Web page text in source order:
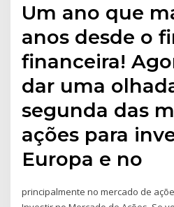
Um ano que
anos desde o
financeira!
dar uma
segunda das
ações para
Europa e no
principalmente no mercado de